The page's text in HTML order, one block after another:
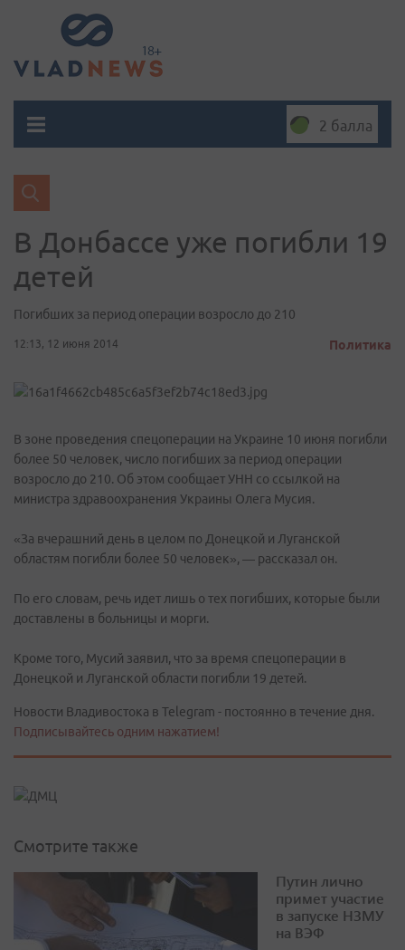
2 балла
В Донбассе уже погибли 19
детей
Погибших за период операции возросло до 210
12:13, 12 июня 2014 Политика
В зоне проведения спецоперации на Украине 10 июня погибли
более 50 человек, число погибших за период операции
возросло до 210. Об этом сообщает УНН со ссылкой на
министра здравоохранения Украины Олега Мусия.
«За вчерашний день в целом по Донецкой и Луганской
областям погибли более 50 человек», — рассказал он.
По его словам, речь идет лишь о тех погибших, которые были
доставлены в больницы и морги.
Кроме того, Мусий заявил, что за время спецоперации в
Донецкой и Луганской области погибли 19 детей.
Новости Владивостока в Telegram - постоянно в течение дня.
Подписывайтесь одним нажатием!
Смотрите также
Путин лично
примет участие
в запуске НЗМУ
на ВЭФ